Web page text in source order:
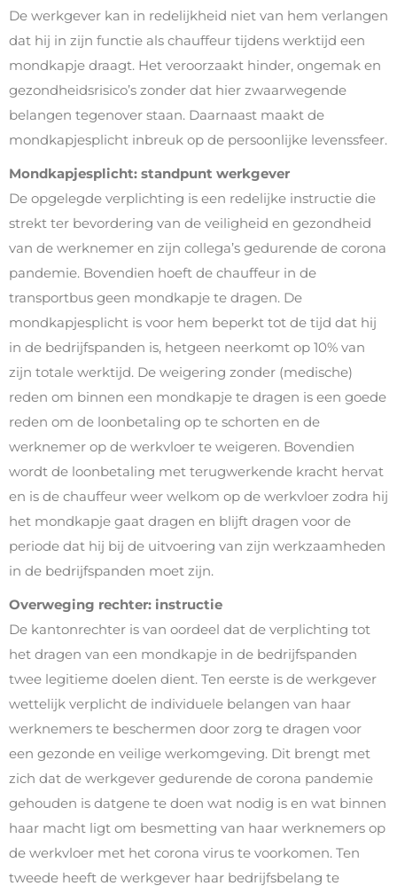
De werkgever kan in redelijkheid niet van hem verlangen
dat hij in zijn functie als chauffeur tijdens werktijd een
mondkapje draagt. Het veroorzaakt hinder, ongemak en
gezondheidsrisico’s zonder dat hier zwaarwegende
belangen tegenover staan. Daarnaast maakt de
mondkapjesplicht inbreuk op de persoonlijke levenssfeer.
Mondkapjesplicht: standpunt werkgever
De opgelegde verplichting is een redelijke instructie die
strekt ter bevordering van de veiligheid en gezondheid
van de werknemer en zijn collega’s gedurende de corona
pandemie. Bovendien hoeft de chauffeur in de
transportbus geen mondkapje te dragen. De
mondkapjesplicht is voor hem beperkt tot de tijd dat hij
in de bedrijfspanden is, hetgeen neerkomt op 10% van
zijn totale werktijd. De weigering zonder (medische)
reden om binnen een mondkapje te dragen is een goede
reden om de loonbetaling op te schorten en de
werknemer op de werkvloer te weigeren. Bovendien
wordt de loonbetaling met terugwerkende kracht hervat
en is de chauffeur weer welkom op de werkvloer zodra hij
het mondkapje gaat dragen en blijft dragen voor de
periode dat hij bij de uitvoering van zijn werkzaamheden
in de bedrijfspanden moet zijn.
Overweging rechter: instructie
De kantonrechter is van oordeel dat de verplichting tot
het dragen van een mondkapje in de bedrijfspanden
twee legitieme doelen dient. Ten eerste is de werkgever
wettelijk verplicht de individuele belangen van haar
werknemers te beschermen door zorg te dragen voor
een gezonde en veilige werkomgeving. Dit brengt met
zich dat de werkgever gedurende de corona pandemie
gehouden is datgene te doen wat nodig is en wat binnen
haar macht ligt om besmetting van haar werknemers op
de werkvloer met het corona virus te voorkomen. Ten
tweede heeft de werkgever haar bedrijfsbelang te